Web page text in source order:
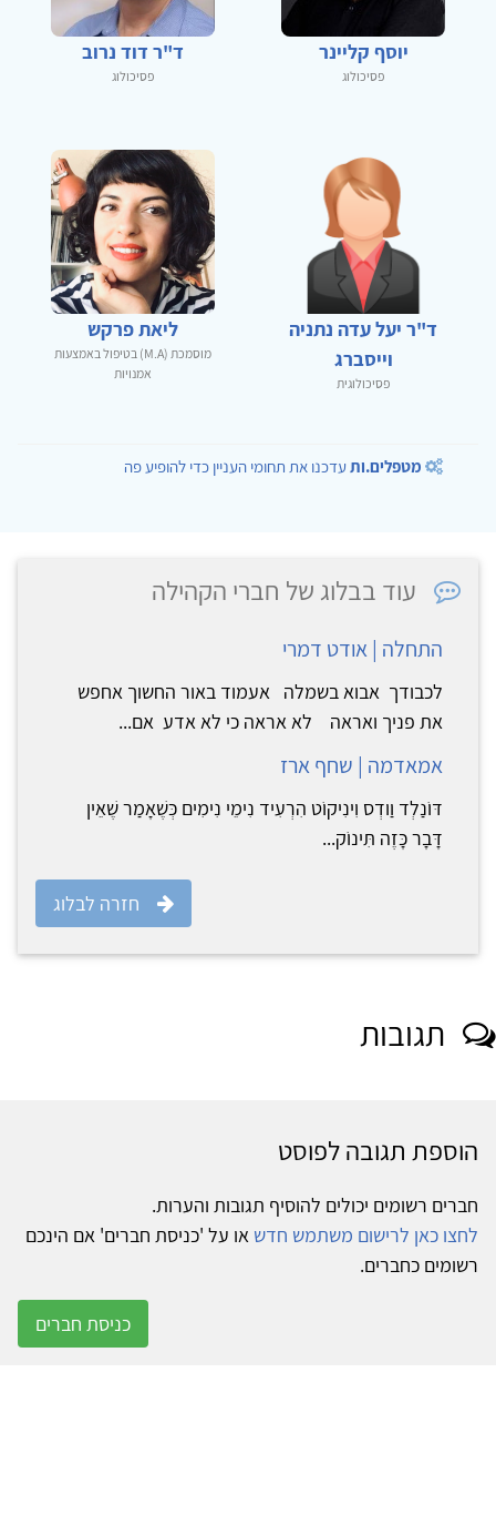
יוסף קליינר
פסיכולוג
ד"ר דוד נרוב
פסיכולוג
ד"ר יעל עדה נתניה
וייסברג
פסיכולוגית
ליאת פרקש
מוסמכת (M.A) בטיפול באמצעות
אמנויות
מטפלים.ותעדכנו את תחומי העניין כדי להופיע פה
עוד בבלוג של חברי הקהילה
התחלה | אודט דמרי
לכבודך אבוא בשמלה אעמוד באור החשוך אחפש
את פניך ואראה לא אראה כי לא אדע אם...
אמאדמה | שחף ארז
דּוֹנַלְד וַודְס וִינִיקוֹט הִרְעִיד נִימֵי נִימִים כְּשֶׁאָמַר שֶׁאֵין
דָּבָר כָּזֶה תִּינוֹק...
חזרה לבלוג
תגובות
הוספת תגובה לפוסט
חברים רשומים יכולים להוסיף תגובות והערות.
לחצו כאן לרישום משתמש חדש או על 'כניסת חברים' אם הינכם
רשומים כחברים.
כניסת חברים